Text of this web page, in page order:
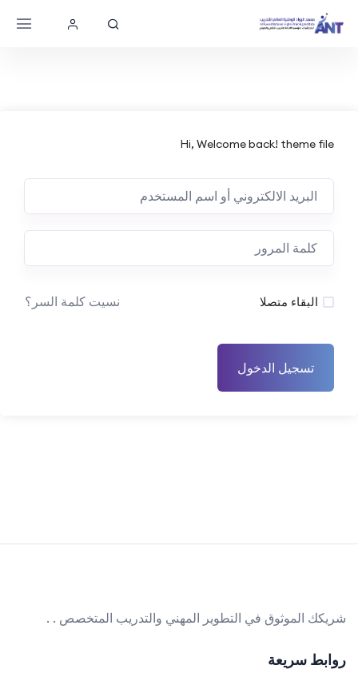
Hi, Welcome back! theme file
البقاء متصلا نسيت كلمة السر؟
تسجيل الدخول
شريكك الموثوق في التطوير المهني والتدريب المتخصص . .
روابط سريعة